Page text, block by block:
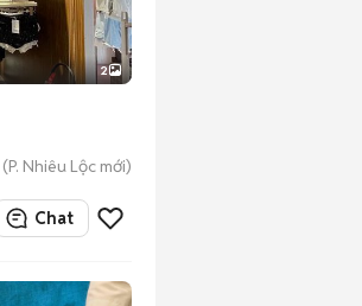
2
(P. Nhiêu Lộc mới)
Chat